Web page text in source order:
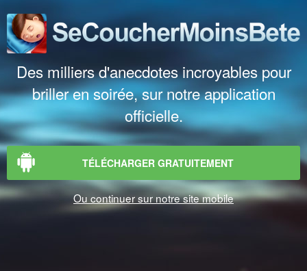
Des milliers d'anecdotes incroyables pour
briller en soirée, sur notre application
officielle.
TÉLÉCHARGER GRATUITEMENT
Ou continuer sur notre site mobile